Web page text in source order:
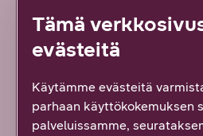
6/2026 DNA Yrityksille
Haloo – huijari vai
6/2026DNA Yrityksille
Tämä
evästeitä
Käytämme evästeitä
parhaan käyttökokemuksen
palveluissamme,